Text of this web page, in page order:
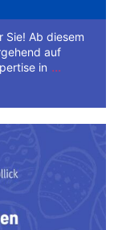
Ab diesem
auf
in ...
Familien